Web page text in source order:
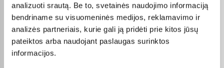
analizuoti srautą. Be to, svetainės naudojimo informaciją
bendriname su visuomeninės medijos, reklamavimo ir
analizės partneriais, kurie gali ją pridėti prie kitos jūsų
pateiktos arba naudojant paslaugas surinktos
informacijos.
Pirkėjų atsiliepimai apie prekes